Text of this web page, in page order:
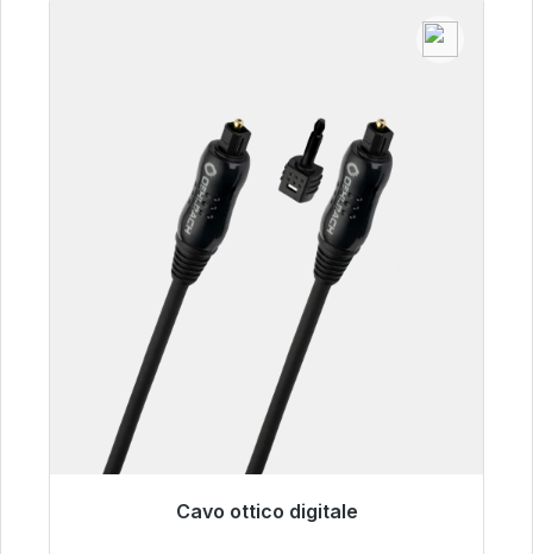
Cavo ottico digitale
Pronto per la spedizione immediata, tempo di